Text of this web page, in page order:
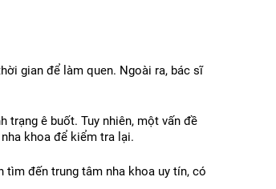
gian để làm quen. Ngoài ra, bác sĩ
trạng ê buốt. Tuy nhiên, một vấn đề
khoa để kiểm tra lại.
tìm đến trung tâm nha khoa uy tín, có